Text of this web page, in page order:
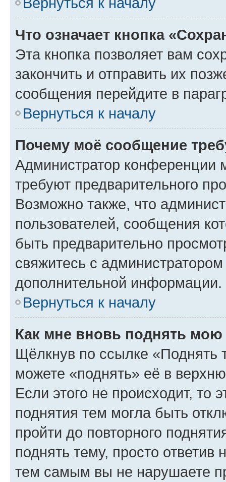
Что означает кнопка
Эта кнопка позволяет вам
закончить и отправить их
сообщения перейдите в
Вернуться к началу
Почему моё сообщение
Администратор конференции
требуют предварительного
Возможно также, что
пользователей, сообщения
быть предварительно
свяжитесь с
дополнительной информации.
Вернуться к началу
Как мне вновь поднять мою
Щёлкнув по ссылке «Поднять
можете «поднять» её в
Если этого не происходит, то
поднятия тем могла быть
пройти до повторного
поднять тему, просто ответив
тем самым вы не нарушаете